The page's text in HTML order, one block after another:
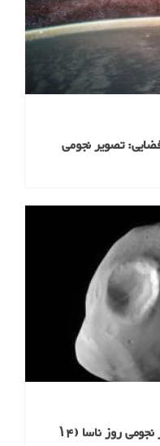
تصویر نجومی
کلوزآپ قمر پاندورای زحل: تصویر نجومی روز ناسا (۱۴